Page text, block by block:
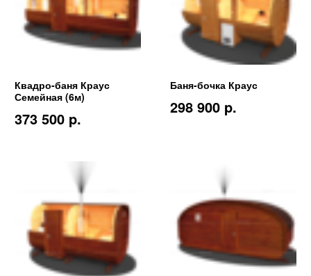
Квадро-баня Краус
Семейная (6м)
373 500 p.
Баня-бочка Краус
298 900 p.